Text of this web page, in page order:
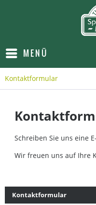
MENÜ
Kontaktformular
Schreiben Sie uns eine
Wir freuen uns auf Ihre
Kontaktformular